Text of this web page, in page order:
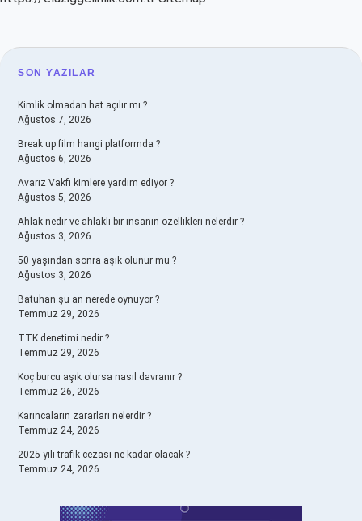
SIDEBAR
SON YAZILAR
Kimlik olmadan hat açılır mı ?
Ağustos 7, 2026
Break up film hangi platformda ?
Ağustos 6, 2026
Avarız Vakfı kimlere yardım ediyor ?
Ağustos 5, 2026
Ahlak nedir ve ahlaklı bir insanın özellikleri nelerdir ?
Ağustos 3, 2026
50 yaşından sonra aşık olunur mu ?
Ağustos 3, 2026
Batuhan şu an nerede oynuyor ?
Temmuz 29, 2026
TTK denetimi nedir ?
Temmuz 29, 2026
Koç burcu aşık olursa nasıl davranır ?
Temmuz 26, 2026
Karıncaların zararları nelerdir ?
Temmuz 24, 2026
2025 yılı trafik cezası ne kadar olacak ?
Temmuz 24, 2026